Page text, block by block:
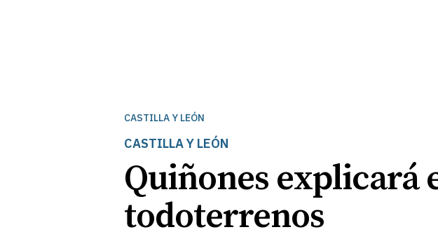
CASTILLA Y LEÓN
CASTILLA Y LEÓN
Quiñones explicará
todoterrenos